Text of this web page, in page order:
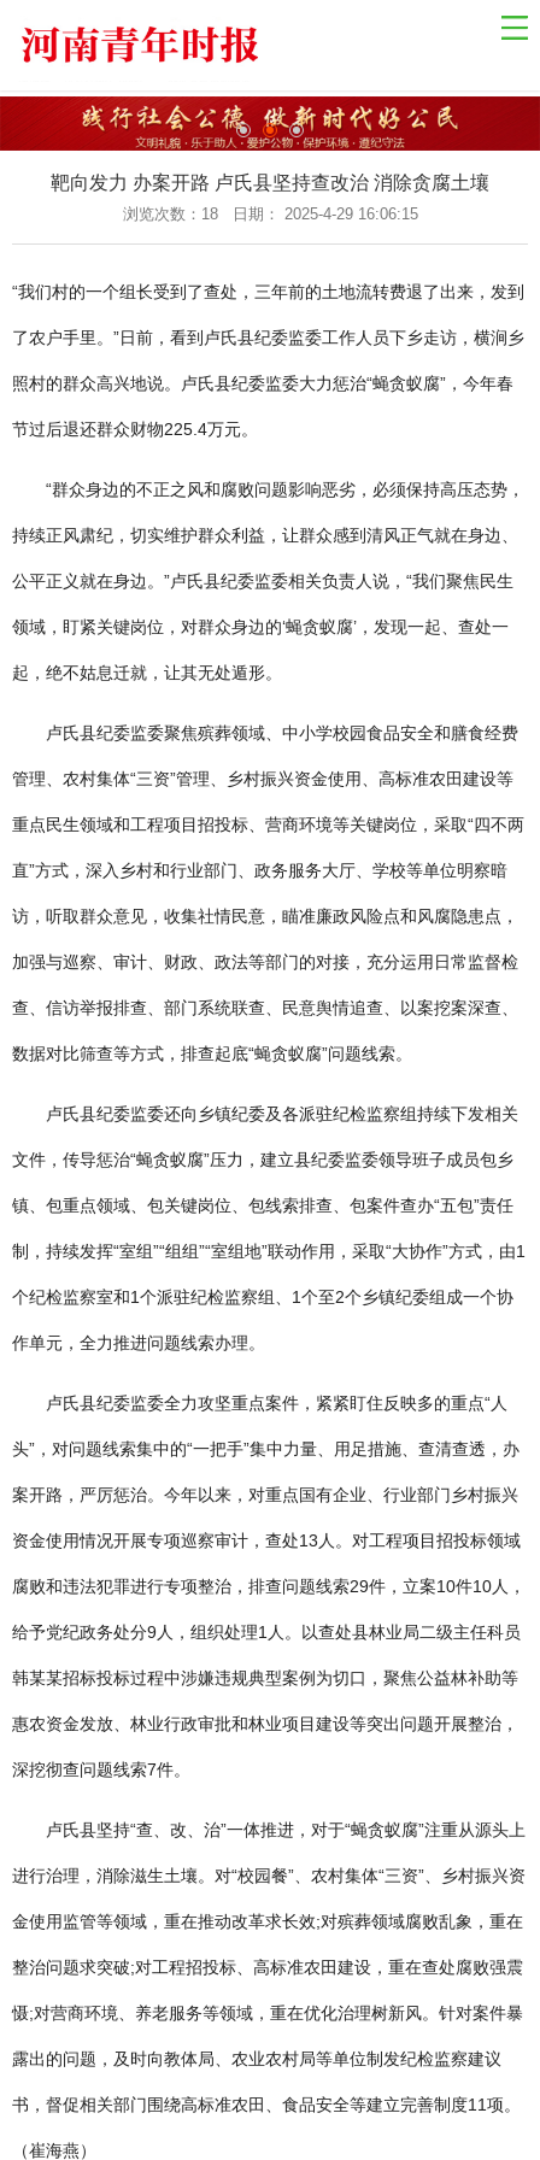
网站导航
国际资讯
金融观察
关于我们
联系我们
健康教育
靶向发力 办案开路 卢氏县坚持查改治 消除贪腐土壤
浏览次数： 18 日期： 2025-4-29 16:06:15
“我们村的一个组长受到了查处，三年前的土地流转费退了出来，发到
了农户手里。”日前，看到卢氏县纪委监委工作人员下乡走访，横涧乡
照村的群众高兴地说。卢氏县纪委监委大力惩治“蝇贪蚁腐”，今年春
节过后退还群众财物225.4万元。
“群众身边的不正之风和腐败问题影响恶劣，必须保持高压态势，
持续正风肃纪，切实维护群众利益，让群众感到清风正气就在身边、
公平正义就在身边。”卢氏县纪委监委相关负责人说，“我们聚焦民生
领域，盯紧关键岗位，对群众身边的‘蝇贪蚁腐’，发现一起、查处一
起，绝不姑息迁就，让其无处遁形。
卢氏县纪委监委聚焦殡葬领域、中小学校园食品安全和膳食经费
管理、农村集体“三资”管理、乡村振兴资金使用、高标准农田建设等
重点民生领域和工程项目招投标、营商环境等关键岗位，采取“四不两
直”方式，深入乡村和行业部门、政务服务大厅、学校等单位明察暗
访，听取群众意见，收集社情民意，瞄准廉政风险点和风腐隐患点，
加强与巡察、审计、财政、政法等部门的对接，充分运用日常监督检
查、信访举报排查、部门系统联查、民意舆情追查、以案挖案深查、
数据对比筛查等方式，排查起底“蝇贪蚁腐”问题线索。
卢氏县纪委监委还向乡镇纪委及各派驻纪检监察组持续下发相关
文件，传导惩治“蝇贪蚁腐”压力，建立县纪委监委领导班子成员包乡
镇、包重点领域、包关键岗位、包线索排查、包案件查办“五包”责任
制，持续发挥“室组”“组组”“室组地”联动作用，采取“大协作”方式，由1
个纪检监察室和1个派驻纪检监察组、1个至2个乡镇纪委组成一个协
作单元，全力推进问题线索办理。
卢氏县纪委监委全力攻坚重点案件，紧紧盯住反映多的重点“人
头”，对问题线索集中的“一把手”集中力量、用足措施、查清查透，办
案开路，严厉惩治。今年以来，对重点国有企业、行业部门乡村振兴
资金使用情况开展专项巡察审计，查处13人。对工程项目招投标领域
腐败和违法犯罪进行专项整治，排查问题线索29件，立案10件10人，
给予党纪政务处分9人，组织处理1人。以查处县林业局二级主任科员
韩某某招标投标过程中涉嫌违规典型案例为切口，聚焦公益林补助等
惠农资金发放、林业行政审批和林业项目建设等突出问题开展整治，
深挖彻查问题线索7件。
卢氏县坚持“查、改、治”一体推进，对于“蝇贪蚁腐”注重从源头上
进行治理，消除滋生土壤。对“校园餐”、农村集体“三资”、乡村振兴资
金使用监管等领域，重在推动改革求长效;对殡葬领域腐败乱象，重在
整治问题求突破;对工程招投标、高标准农田建设，重在查处腐败强震
慑;对营商环境、养老服务等领域，重在优化治理树新风。针对案件暴
露出的问题，及时向教体局、农业农村局等单位制发纪检监察建议
书，督促相关部门围绕高标准农田、食品安全等建立完善制度11项。
（崔海燕）